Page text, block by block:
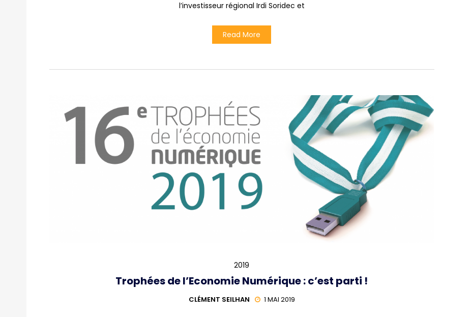
l’investisseur régional Irdi Soridec et
Read More
2019
Trophées de l’Economie Numérique : c’est parti !
CLÉMENT SEILHAN 1 MAI 2019